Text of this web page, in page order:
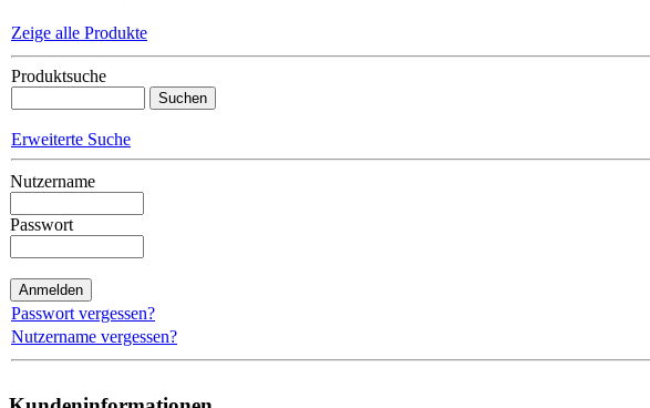
Zeige alle Produkte
Produktsuche
Erweiterte Suche
Nutzername
Passwort
Passwort vergessen?
Nutzername vergessen?